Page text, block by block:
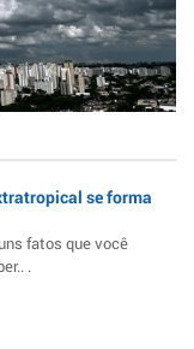
se forma
fatos que você
.